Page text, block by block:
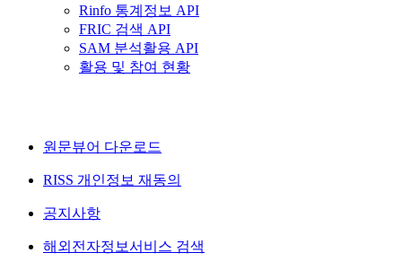
Rinfo 통계정보 API
FRIC 검색 API
SAM 분석활용 API
활용 및 참여 현황
원문뷰어 다운로드
RISS 개인정보 재동의
공지사항
해외전자정보서비스 검색